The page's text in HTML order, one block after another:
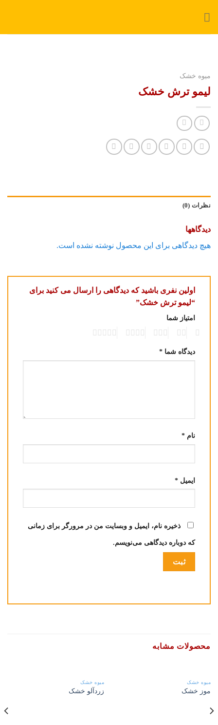
میوه خشک
لیمو ترش خشک
نظرات (0)
دیدگاهها
هیچ دیدگاهی برای این محصول نوشته نشده است.
اولین نفری باشید که دیدگاهی را ارسال می کنید برای
“لیمو ترش خشک”
امتیاز شما
دیدگاه شما *
نام *
ایمیل *
ذخیره نام، ایمیل و وبسایت من در مرورگر برای زمانی
که دوباره دیدگاهی می‌نویسم.
محصولات مشابه
میوه خشک
موز خشک
میوه خشک
زردآلو خشک